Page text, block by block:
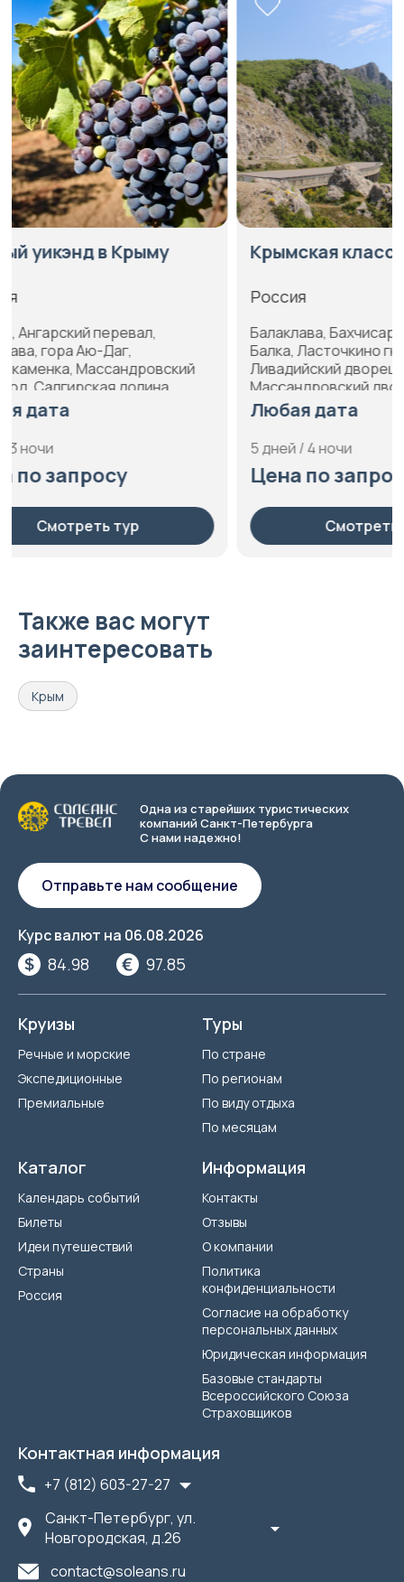
Крымская классика
Балаклава, Бахчисарай, Золотая
Балка, Ласточкино гнездо,
Ливадийский дворец,
Массандровский дворец,
Севастополь, Симферополь,
Скельская пещера, Форос, Ханский
дворец, Херсонес Таврический,
Храм Солнца, Чуфут-Кале, Ялта
Любая дата
5 дней / 4 ночи
Цена по запросу
Смотреть тур
Алупка,
Белая
Коктебель,
Херсонес,
Ялта
Любая
8 дней / 7
Цена по
Также вас могут
заинтересовать
Крым
Одна из старейших туристических
компаний Санкт-Петербурга
С нами надежно!
Курс валют на 06.08.2026
84.98 97.85
Отправьте нам сообщение
Круизы
Речные и морские
Экспедиционные
Премиальные
Туры
По стране
По регионам
По виду отдыха
По месяцам
Каталог
Календарь событий
Билеты
Идеи путешествий
Страны
Россия
Информация
Контакты
Отзывы
О компании
Политика
конфиденциальности
Согласие на обработку
персональных данных
Юридическая информация
Базовые стандарты
Всероссийского Союза
Страховщиков
Контактная информация
+7 (812) 603-27-27
Санкт-Петербург, ул.
Новгородская, д.26
contact@soleans.ru